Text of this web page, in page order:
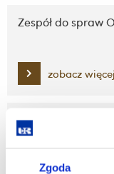
Zgoda
Zespół do spraw
zobacz więcej
Regulamin
dyplomowej